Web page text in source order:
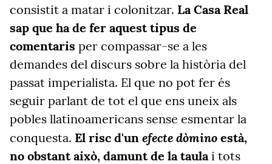
consistit a matar i colonitzar. La Casa Real
sap que ha de fer aquest tipus de
comentaris per compassar-se a les
demandes del discurs sobre la història del
passat imperialista. El que no pot fer és
seguir parlant de tot el que ens uneix als
pobles llatinoamericans sense esmentar la
conquesta. El risc d'un efecte dòmino està,
no obstant això, damunt de la taulai tots